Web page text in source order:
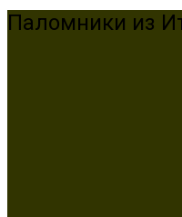
Паломники из